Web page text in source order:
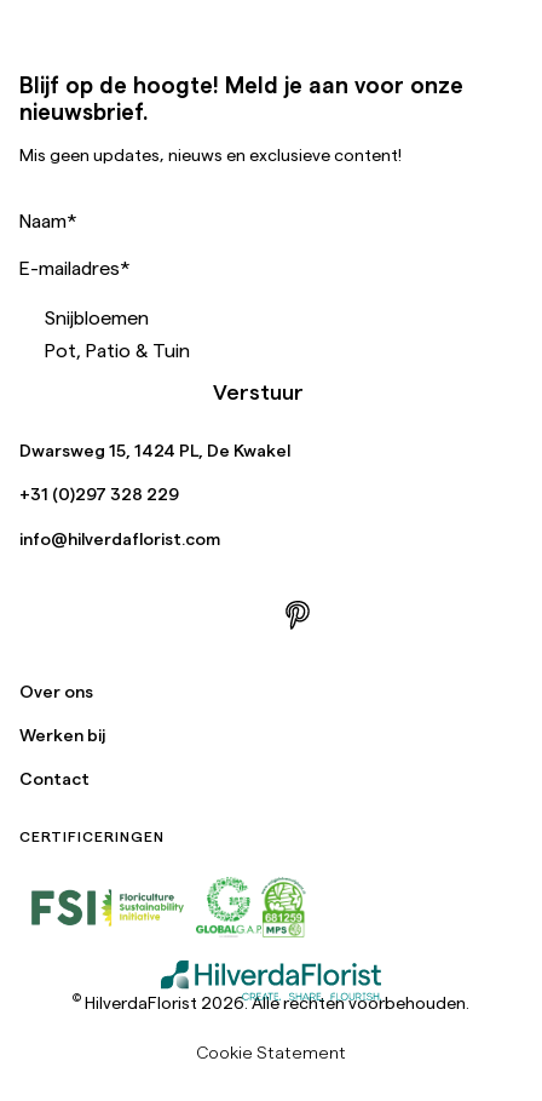
Blijf op de hoogte! Meld je aan voor onze
nieuwsbrief.
Mis geen updates, nieuws en exclusieve content!
Naam*
E-mailadres*
Snijbloemen
Pot, Patio & Tuin
Verstuur
Dwarsweg 15, 1424 PL, De Kwakel
+31 (0)297 328 229
info@hilverdaflorist.com
Over ons
Werken bij
Contact
CERTIFICERINGEN
© HilverdaFlorist 2026. Alle rechten voorbehouden.
Cookie Statement